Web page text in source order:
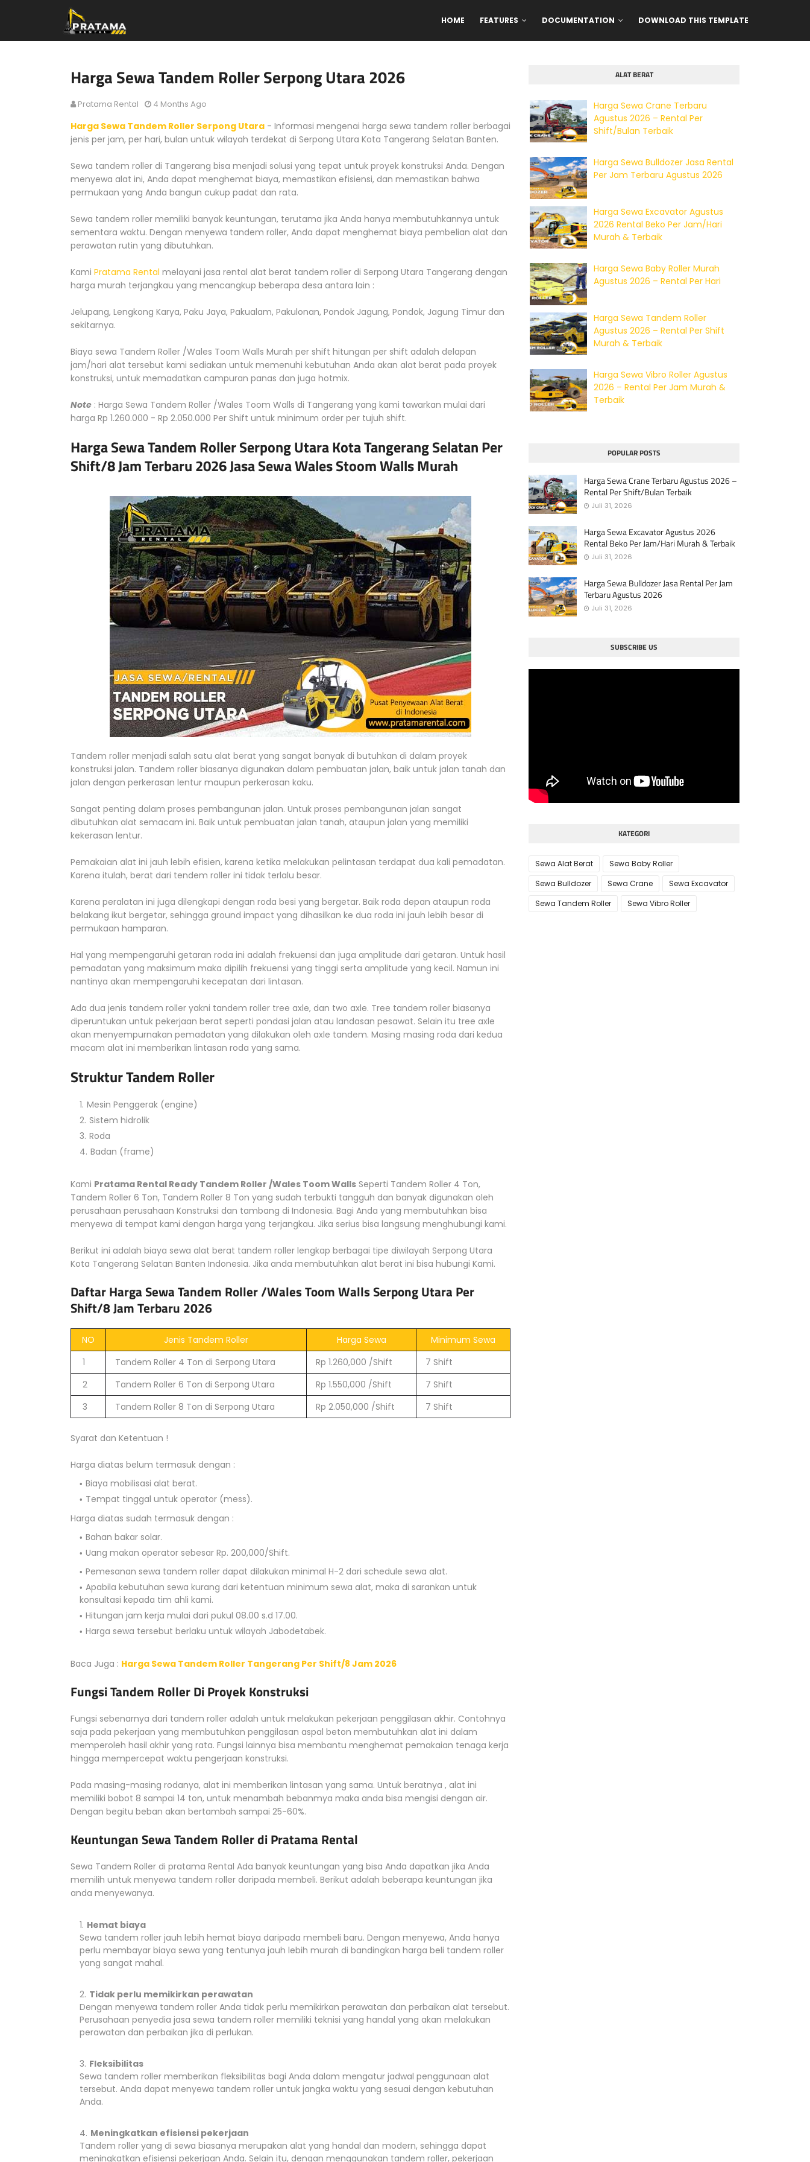
HOME FEATURES DOCUMENTATION DOWNLOAD THIS TEMPLATE
Harga Sewa Tandem Roller Serpong Utara 2026
Pratama Rental 4 Months Ago
Harga Sewa Tandem Roller Serpong Utara - Informasi mengenai harga sewa tandem roller berbagai
jenis per jam, per hari, bulan untuk wilayah terdekat di Serpong Utara Kota Tangerang Selatan Banten.
Sewa tandem roller di Tangerang bisa menjadi solusi yang tepat untuk proyek konstruksi Anda. Dengan
menyewa alat ini, Anda dapat menghemat biaya, memastikan efisiensi, dan memastikan bahwa
permukaan yang Anda bangun cukup padat dan rata.
Sewa tandem roller memiliki banyak keuntungan, terutama jika Anda hanya membutuhkannya untuk
sementara waktu. Dengan menyewa tandem roller, Anda dapat menghemat biaya pembelian alat dan
perawatan rutin yang dibutuhkan.
Kami Pratama Rental melayani jasa rental alat berat tandem roller di Serpong Utara Tangerang dengan
harga murah terjangkau yang mencangkup beberapa desa antara lain :
Jelupang, Lengkong Karya, Paku Jaya, Pakualam, Pakulonan, Pondok Jagung, Pondok, Jagung Timur dan
sekitarnya.
Biaya sewa Tandem Roller /Wales Toom Walls Murah per shift hitungan per shift adalah delapan
jam/hari alat tersebut kami sediakan untuk memenuhi kebutuhan Anda akan alat berat pada proyek
konstruksi, untuk memadatkan campuran panas dan juga hotmix.
Note : Harga Sewa Tandem Roller /Wales Toom Walls di Tangerang yang kami tawarkan mulai dari
harga Rp 1.260.000 - Rp 2.050.000 Per Shift untuk minimum order per tujuh shift.
Harga Sewa Tandem Roller Serpong Utara Kota Tangerang Selatan Per
Shift/8 Jam Terbaru 2026 Jasa Sewa Wales Stoom Walls Murah
Tandem roller menjadi salah satu alat berat yang sangat banyak di butuhkan di dalam proyek
konstruksi jalan. Tandem roller biasanya digunakan dalam pembuatan jalan, baik untuk jalan tanah dan
jalan dengan perkerasan lentur maupun perkerasan kaku.
Sangat penting dalam proses pembangunan jalan. Untuk proses pembangunan jalan sangat
dibutuhkan alat semacam ini. Baik untuk pembuatan jalan tanah, ataupun jalan yang memiliki
kekerasan lentur.
Pemakaian alat ini jauh lebih efisien, karena ketika melakukan pelintasan terdapat dua kali pemadatan.
Karena itulah, berat dari tendem roller ini tidak terlalu besar.
Karena peralatan ini juga dilengkapi dengan roda besi yang bergetar. Baik roda depan ataupun roda
belakang ikut bergetar, sehingga ground impact yang dihasilkan ke dua roda ini jauh lebih besar di
permukaan hamparan.
Hal yang mempengaruhi getaran roda ini adalah frekuensi dan juga amplitude dari getaran. Untuk hasil
pemadatan yang maksimum maka dipilih frekuensi yang tinggi serta amplitude yang kecil. Namun ini
nantinya akan mempengaruhi kecepatan dari lintasan.
Ada dua jenis tandem roller yakni tandem roller tree axle, dan two axle. Tree tandem roller biasanya
diperuntukan untuk pekerjaan berat seperti pondasi jalan atau landasan pesawat. Selain itu tree axle
akan menyempurnakan pemadatan yang dilakukan oleh axle tandem. Masing masing roda dari kedua
macam alat ini memberikan lintasan roda yang sama.
Struktur Tandem Roller
Mesin Penggerak (engine)
Sistem hidrolik
Roda
Badan (frame)
Kami Pratama Rental Ready Tandem Roller /Wales Toom Walls Seperti Tandem Roller 4 Ton,
Tandem Roller 6 Ton, Tandem Roller 8 Ton yang sudah terbukti tangguh dan banyak digunakan oleh
perusahaan perusahaan Konstruksi dan tambang di Indonesia. Bagi Anda yang membutuhkan bisa
menyewa di tempat kami dengan harga yang terjangkau. Jika serius bisa langsung menghubungi kami.
Berikut ini adalah biaya sewa alat berat tandem roller lengkap berbagai tipe diwilayah Serpong Utara
Kota Tangerang Selatan Banten Indonesia. Jika anda membutuhkan alat berat ini bisa hubungi Kami.
Daftar Harga Sewa Tandem Roller /Wales Toom Walls Serpong Utara Per
Shift/8 Jam Terbaru 2026
NO Jenis Tandem Roller Harga Sewa
Minimum Sewa
1
Tandem Roller 4 Ton di Serpong Utara Rp 1.260,000 /Shift
7 Shift
2
Tandem Roller 6 Ton di Serpong Utara Rp 1.550,000 /Shift
7 Shift
3
Tandem Roller 8 Ton di Serpong Utara Rp 2.050,000 /Shift 7 Shift
Syarat dan Ketentuan !
Harga diatas belum termasuk dengan :
Biaya mobilisasi alat berat.
Tempat tinggal untuk operator (mess).
Harga diatas sudah termasuk dengan :
Bahan bakar solar.
Uang makan operator sebesar Rp. 200,000/Shift.
Pemesanan sewa tandem roller dapat dilakukan minimal H-2 dari schedule sewa alat.
Apabila kebutuhan sewa kurang dari ketentuan minimum sewa alat, maka di sarankan untuk
konsultasi kepada tim ahli kami.
Hitungan jam kerja mulai dari pukul 08.00 s.d 17.00.
Harga sewa tersebut berlaku untuk wilayah Jabodetabek.
Baca Juga : Harga Sewa Tandem Roller Tangerang Per Shift/8 Jam 2026
Fungsi Tandem Roller Di Proyek Konstruksi
Fungsi sebenarnya dari tandem roller adalah untuk melakukan pekerjaan penggilasan akhir. Contohnya
saja pada pekerjaan yang membutuhkan penggilasan aspal beton membutuhkan alat ini dalam
memperoleh hasil akhir yang rata. Fungsi lainnya bisa membantu menghemat pemakaian tenaga kerja
hingga mempercepat waktu pengerjaan konstruksi.
Pada masing-masing rodanya, alat ini memberikan lintasan yang sama. Untuk beratnya , alat ini
memiliki bobot 8 sampai 14 ton, untuk menambah bebanmya maka anda bisa mengisi dengan air.
Dengan begitu beban akan bertambah sampai 25-60%.
Keuntungan Sewa Tandem Roller di Pratama Rental
Sewa Tandem Roller di pratama Rental Ada banyak keuntungan yang bisa Anda dapatkan jika Anda
memilih untuk menyewa tandem roller daripada membeli. Berikut adalah beberapa keuntungan jika
anda menyewanya.
Hemat biaya
Sewa tandem roller jauh lebih hemat biaya daripada membeli baru. Dengan menyewa, Anda hanya
perlu membayar biaya sewa yang tentunya jauh lebih murah di bandingkan harga beli tandem roller
yang sangat mahal.
Tidak perlu memikirkan perawatan
Dengan menyewa tandem roller Anda tidak perlu memikirkan perawatan dan perbaikan alat tersebut.
Perusahaan penyedia jasa sewa tandem roller memiliki teknisi yang handal yang akan melakukan
perawatan dan perbaikan jika di perlukan.
Fleksibilitas
Sewa tandem roller memberikan fleksibilitas bagi Anda dalam mengatur jadwal penggunaan alat
tersebut. Anda dapat menyewa tandem roller untuk jangka waktu yang sesuai dengan kebutuhan
Anda.
Meningkatkan efisiensi pekerjaan
Tandem roller yang di sewa biasanya merupakan alat yang handal dan modern, sehingga dapat
meningkatkan efisiensi pekerjaan Anda. Selain itu, dengan menggunakan tandem roller, pekerjaan
ALAT BERAT
Harga Sewa Crane Terbaru
Agustus 2026 – Rental Per
Shift/Bulan Terbaik
Harga Sewa Bulldozer Jasa Rental
Per Jam Terbaru Agustus 2026
Harga Sewa Excavator Agustus
2026 Rental Beko Per Jam/Hari
Murah & Terbaik
Harga Sewa Baby Roller Murah
Agustus 2026 – Rental Per Hari
Harga Sewa Tandem Roller
Agustus 2026 – Rental Per Shift
Murah & Terbaik
Harga Sewa Vibro Roller Agustus
2026 – Rental Per Jam Murah &
Terbaik
POPULAR POSTS
Harga Sewa Crane Terbaru Agustus 2026 –
Rental Per Shift/Bulan Terbaik
Juli 31, 2026
Harga Sewa Excavator Agustus 2026
Rental Beko Per Jam/Hari Murah & Terbaik
Juli 31, 2026
Harga Sewa Bulldozer Jasa Rental Per Jam
Terbaru Agustus 2026
Juli 31, 2026
SUBSCRIBE US
KATEGORI
Sewa Alat Berat
Sewa Baby Roller
Sewa Bulldozer
Sewa Crane
Sewa Excavator
Sewa Tandem Roller
Sewa Vibro Roller